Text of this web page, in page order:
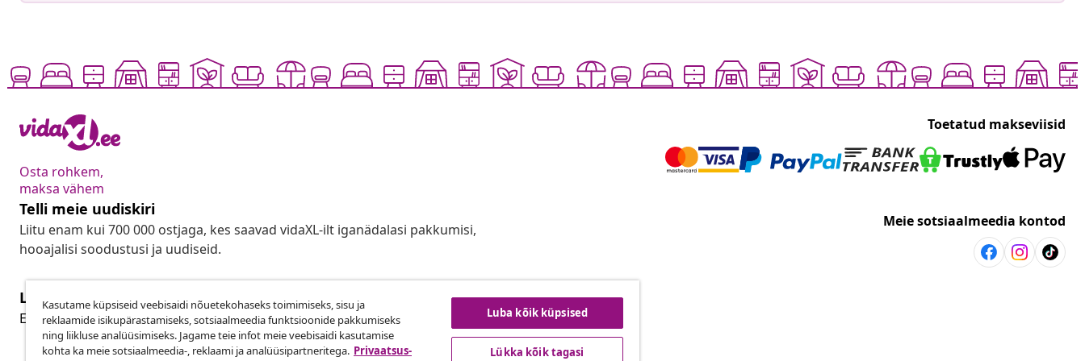
Osta rohkem,
maksa vähem
Toetatud makseviisid
Telli meie uudiskiri
Liitu enam kui 700 000 ostjaga, kes saavad vidaXL-ilt iganädalasi pakkumisi,
hooajalisi soodustusi ja uudiseid.
Meie sotsiaalmeedia kontod
Lepingust taganemine
Esita oma tellimuse kohta tagastamissoov.
Lepingust taganemine
Kasutame küpsiseid veebisaidi nõuetekohaseks toimimiseks, sisu ja
reklaamide isikupärastamiseks, sotsiaalmeedia funktsioonide pakkumiseks
ning liikluse analüüsimiseks. Jagame teie infot meie veebisaidi kasutamise
kohta ka meie sotsiaalmeedia-, reklaami ja analüüsipartneritega. Privaatsus-
Luba kõik küpsised
Lükka kõik tagasi